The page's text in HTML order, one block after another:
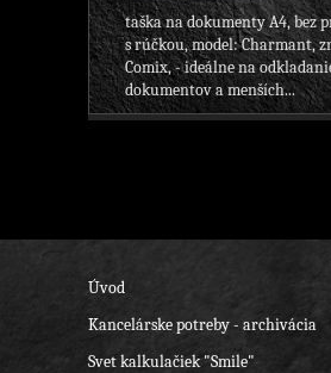
taška na dokumenty A4, bez
s rúčkou, model: Charmant,
Comix, - ideálne na
dokumentov a menších...
Úvod
Kancelárske potreby - archivácia
Svet kalkulačiek "Smile"